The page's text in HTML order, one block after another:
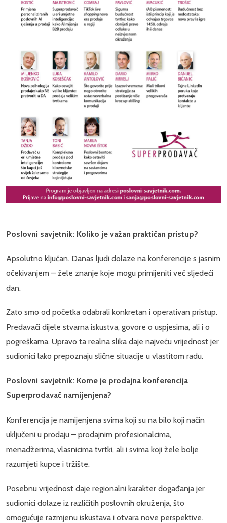
Poslovni savjetnik: Koliko je važan praktičan pristup?
Apsolutno ključan. Danas ljudi dolaze na konferencije s jasnim
očekivanjem – žele znanje koje mogu primijeniti već sljedeći
dan.
Zato smo od početka odabrali konkretan i operativan pristup.
Predavači dijele stvarna iskustva, govore o uspjesima, ali i o
pogreškama. Upravo ta realna slika daje najveću vrijednost jer
sudionici lako prepoznaju slične situacije u vlastitom radu.
Poslovni savjetnik: Kome je prodajna konferencija
Superprodavač namijenjena?
Konferencija je namijenjena svima koji su na bilo koji način
uključeni u prodaju – prodajnim profesionalcima,
menadžerima, vlasnicima tvrtki, ali i svima koji žele bolje
razumjeti kupce i tržište.
Posebnu vrijednost daje regionalni karakter događanja jer
sudionici dolaze iz različitih poslovnih okruženja, što
omogućuje razmjenu iskustava i otvara nove perspektive.